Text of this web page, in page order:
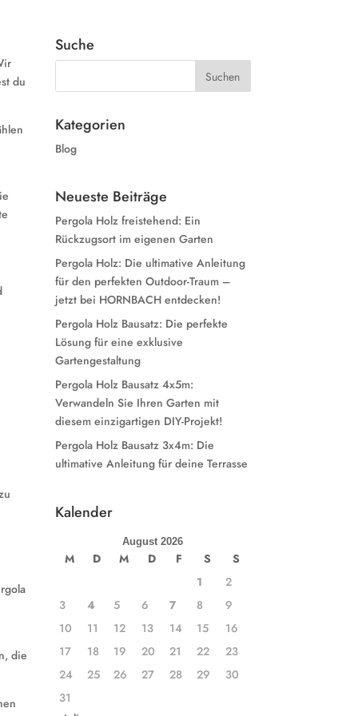
du
die
Suche
Kategorien
Blog
Neueste Beiträge
Pergola Holz freistehend: Ein
Rückzugsort im eigenen Garten
Pergola Holz: Die ultimative Anleitung
für den perfekten Outdoor-Traum –
jetzt bei HORNBACH entdecken!
Pergola Holz Bausatz: Die perfekte
Lösung für eine exklusive
Gartengestaltung
Pergola Holz Bausatz 4x5m:
Verwandeln Sie Ihren Garten mit
diesem einzigartigen DIY-Projekt!
Pergola Holz Bausatz 3x4m: Die
ultimative Anleitung für deine Terrasse
Kalender
August 2026
M D M D F S
S
1
2
3
4 5 6 7 8
9
10
11 12 13 14 15
16
17
18 19 20 21 22
23
24
25 26 27 28 29
30
31